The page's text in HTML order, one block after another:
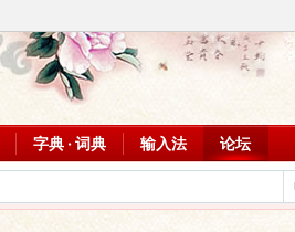
字典 · 词典 输入法 论坛